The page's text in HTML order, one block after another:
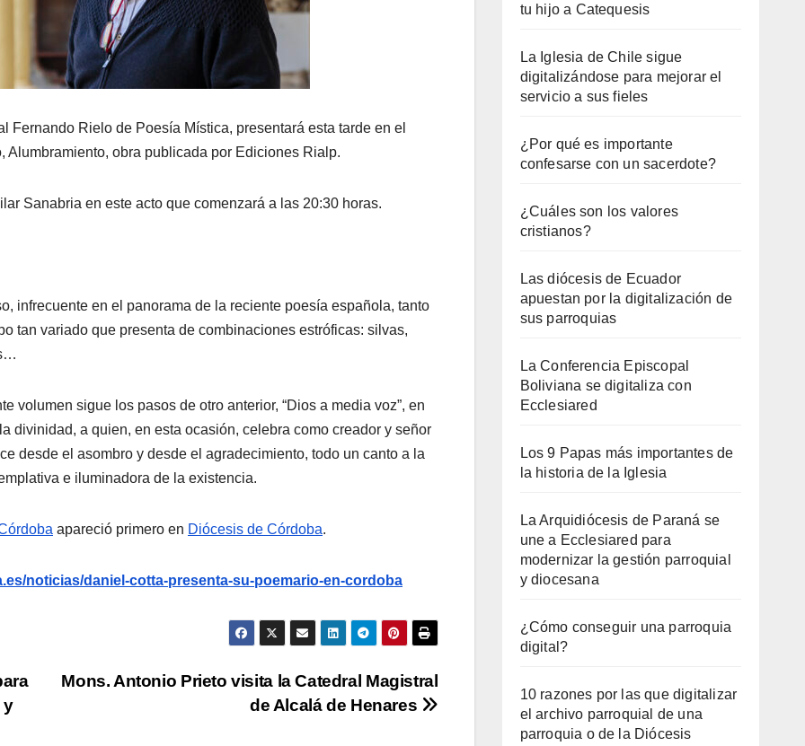
Fernando Rielo de Poesía Mística, presentará esta tarde en el
obra publicada por Ediciones Rialp.
Sanabria en este acto que comenzará a las 20:30 horas.
infrecuente en el panorama de la reciente poesía española, tanto
tan variado que presenta de combinaciones estróficas: silvas,
volumen sigue los pasos de otro anterior, “Dios a media voz”, en
divinidad, a quien, en esta ocasión, celebra como creador y señor
desde el asombro y desde el agradecimiento, todo un canto a la
e iluminadora de la existencia.
apareció primero en Diócesis de Córdoba.
noticias/daniel-cotta-presenta-su-poemario-en-cordoba
Mons. Antonio Prieto visita la Catedral Magistral
de Alcalá de Henares
y
tu hijo a Catequesis
La Iglesia de Chile sigue
digitalizándose para mejorar el
servicio a sus fieles
¿Por qué es importante
confesarse con un sacerdote?
¿Cuáles son los valores
cristianos?
Las diócesis de Ecuador
apuestan por la digitalización de
sus parroquias
La Conferencia Episcopal
Boliviana se digitaliza con
Ecclesiared
Los 9 Papas más importantes de
la historia de la Iglesia
La Arquidiócesis de Paraná se
une a Ecclesiared para
modernizar la gestión parroquial
y diocesana
¿Cómo conseguir una parroquia
digital?
10 razones por las que digitalizar
el archivo parroquial de una
parroquia o de la Diócesis